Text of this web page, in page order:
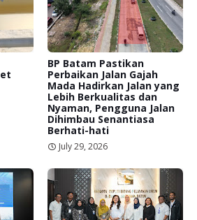
BP Batam Pastikan
Perbaikan Jalan Gajah
Mada Hadirkan Jalan yang
Lebih Berkualitas dan
Nyaman, Pengguna Jalan
Dihimbau Senantiasa
Berhati-hati
July 29, 2026